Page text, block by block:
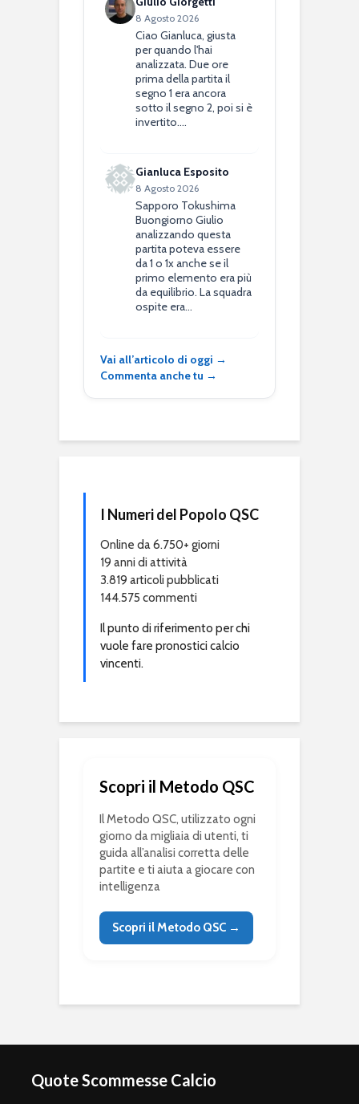
8 Agosto 2026
Ciao Gianluca, giusta
per quando l'hai
analizzata. Due ore
prima della partita il
segno 1 era ancora
sotto il segno 2, poi si è
invertito.…
Gianluca Esposito
8 Agosto 2026
Sapporo Tokushima
Buongiorno Giulio
analizzando questa
partita poteva essere
da 1 o 1x anche se il
primo elemento era più
da equilibrio. La squadra
ospite era…
Vai all’articolo di oggi →
Commenta anche tu →
I Numeri del Popolo QSC
Online da 6.750+ giorni
19 anni di attività
3.819 articoli pubblicati
144.575 commenti
Il punto di riferimento per chi
vuole fare pronostici calcio
vincenti.
Scopri il Metodo QSC
Il Metodo QSC, utilizzato ogni
giorno da migliaia di utenti, ti
guida all’analisi corretta delle
partite e ti aiuta a giocare con
intelligenza
Scopri il Metodo QSC →
Quote Scommesse Calcio